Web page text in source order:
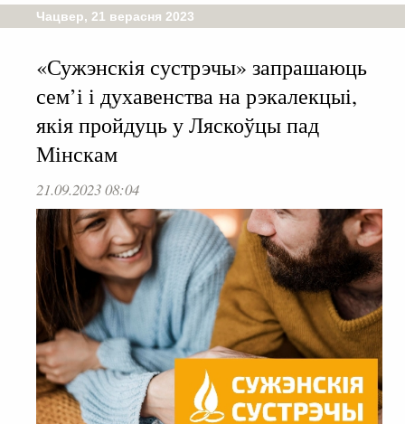
Чацвер, 21 верасня 2023
«Сужэнскія сустрэчы» запрашаюць
сем’і і духавенства на рэкалекцыі,
якія пройдуць у Ляскоўцы пад
Мінскам
21.09.2023 08:04